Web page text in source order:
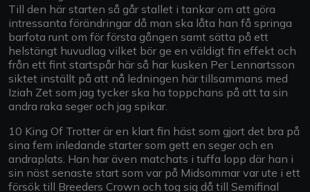
Till den här starten så går stallet i tankar om att göra
intressanta förändringar då man ska låta han få springa
barfota runt om för första gången samt sätta på ett
helstängt huvudlag vilket bör ge en väldigt fin effekt och
från ett fint startspår här så har kusken Per Lennartsson
siktet inställt på att nå ledningen här tillsammans med
Iziah Zet som jag tycker ska ha toppchans på att ta sin
andra raka seger och jag spikar.
10 King Of Trotter är en klart fin häst som gjort det bra på
sina fem inledande starter som gett en seger och en
andraplats. Han har även matchats i tuffa lopp där han i
sin näst senaste start som var på Midsommar var ute i ett
försök till Breeders Crown och tog sig då till Semifinal